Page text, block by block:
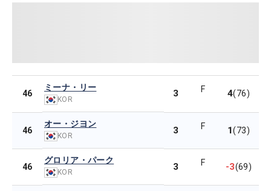
46
ミーナ・リー
KOR
3 F 4(76)
46
オー・ジヨン
KOR 3 F 1(73)
46
グロリア・パーク
KOR 3 F -3(69)